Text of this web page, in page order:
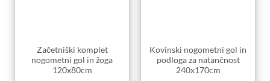
Začetniški komplet
nogometni gol in žoga
120x80cm
Kovinski nogometni gol in
podloga za natančnost
240x170cm